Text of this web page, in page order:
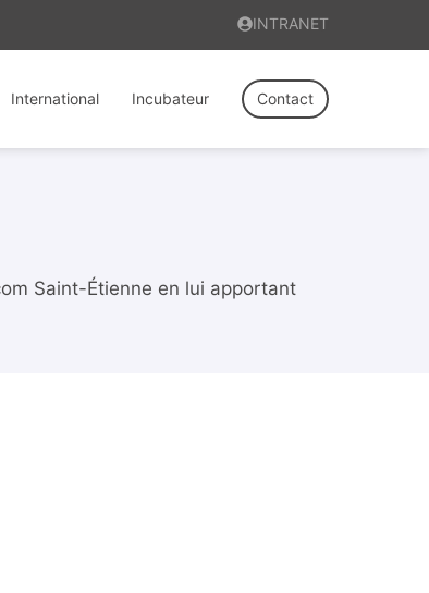
INTRANET
International Incubateur Contact
Saint-Étienne en lui apportant